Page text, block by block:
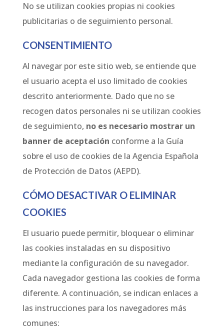
No se utilizan cookies propias ni cookies
publicitarias o de seguimiento personal.
CONSENTIMIENTO
Al navegar por este sitio web, se entiende que
el usuario acepta el uso limitado de cookies
descrito anteriormente. Dado que no se
recogen datos personales ni se utilizan cookies
de seguimiento, no es necesario mostrar un
banner de aceptación conforme a la Guía
sobre el uso de cookies de la Agencia Española
de Protección de Datos (AEPD).
CÓMO DESACTIVAR O ELIMINAR
COOKIES
El usuario puede permitir, bloquear o eliminar
las cookies instaladas en su dispositivo
mediante la configuración de su navegador.
Cada navegador gestiona las cookies de forma
diferente. A continuación, se indican enlaces a
las instrucciones para los navegadores más
comunes: